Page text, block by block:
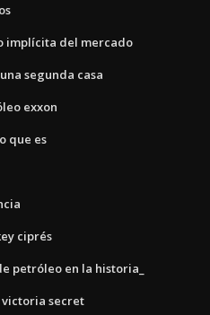
implícita del mercado
segunda casa
exxon
que es
ciprés
petróleo en la historia_
secret